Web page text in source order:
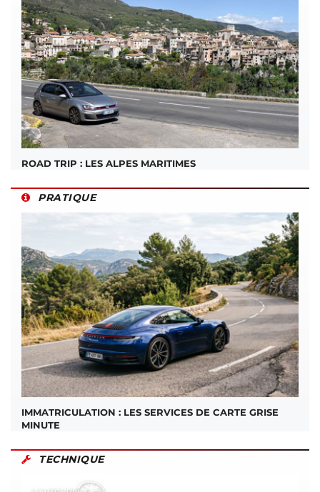
ROAD TRIP : LES ALPES MARITIMES
PRATIQUE
IMMATRICULATION : LES SERVICES DE CARTE GRISE
MINUTE
TECHNIQUE